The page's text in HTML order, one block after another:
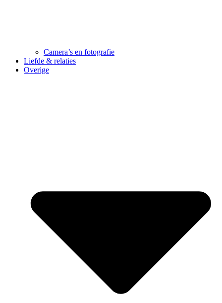
Camera’s en fotografie
Liefde & relaties
Overige